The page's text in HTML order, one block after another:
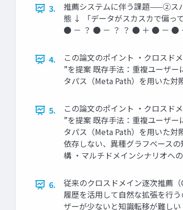
3.
推薦システムに伴う課題——②ス
態 ↓ 「データがスカスカで偏
● － ？ ● － ？ ？ ● ＋ ● － ●
4.
この論文のポイント ・クロスド
”を提案 既存手法：重複ユーザ
タパス（Meta Path）を用いた
5.
この論文のポイント ・クロスド
”を提案 既存手法：重複ユーザ
タパス（Meta Path）を用いた
依存しない、異種グラフベース
構 ・マルチドメインシナリオへ
6.
従来のクロスドメイン逐次推薦
履歴を活用して自然な拡張を行
ザーが少ないと知識転移が難し